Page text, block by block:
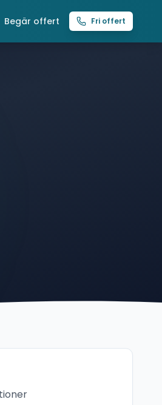
Begär offert Fri offert